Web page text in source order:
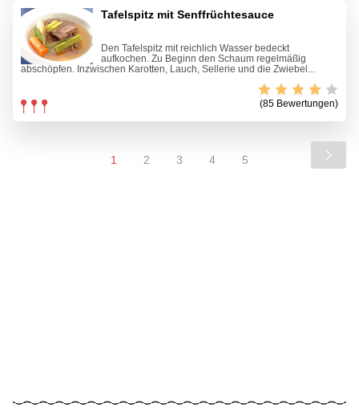
Tafelspitz mit Senffrüchtesauce
Den Tafelspitz mit reichlich Wasser bedeckt
aufkochen. Zu Beginn den Schaum regelmäßig
abschöpfen. Inzwischen Karotten, Lauch, Sellerie und die Zwiebel...
(85 Bewertungen)
1 2 3 4 5